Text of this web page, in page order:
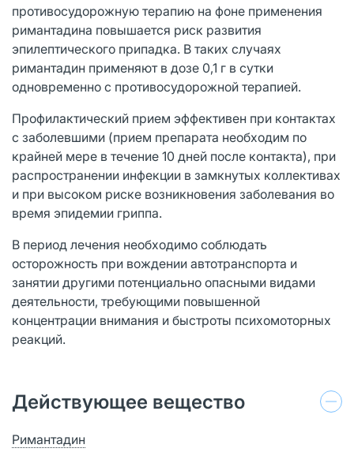
противосудорожную терапию на фоне применения
римантадина повышается риск развития
эпилептического припадка. В таких случаях
римантадин применяют в дозе 0,1 г в сутки
одновременно с противосудорожной терапией.
Профилактический прием эффективен при контактах
с заболевшими (прием препарата необходим по
крайней мере в течение 10 дней после контакта), при
распространении инфекции в замкнутых коллективах
и при высоком риске возникновения заболевания во
время эпидемии гриппа.
В период лечения необходимо соблюдать
осторожность при вождении автотранспорта и
занятии другими потенциально опасными видами
деятельности, требующими повышенной
концентрации внимания и быстроты психомоторных
реакций.
Действующее вещество
Римантадин